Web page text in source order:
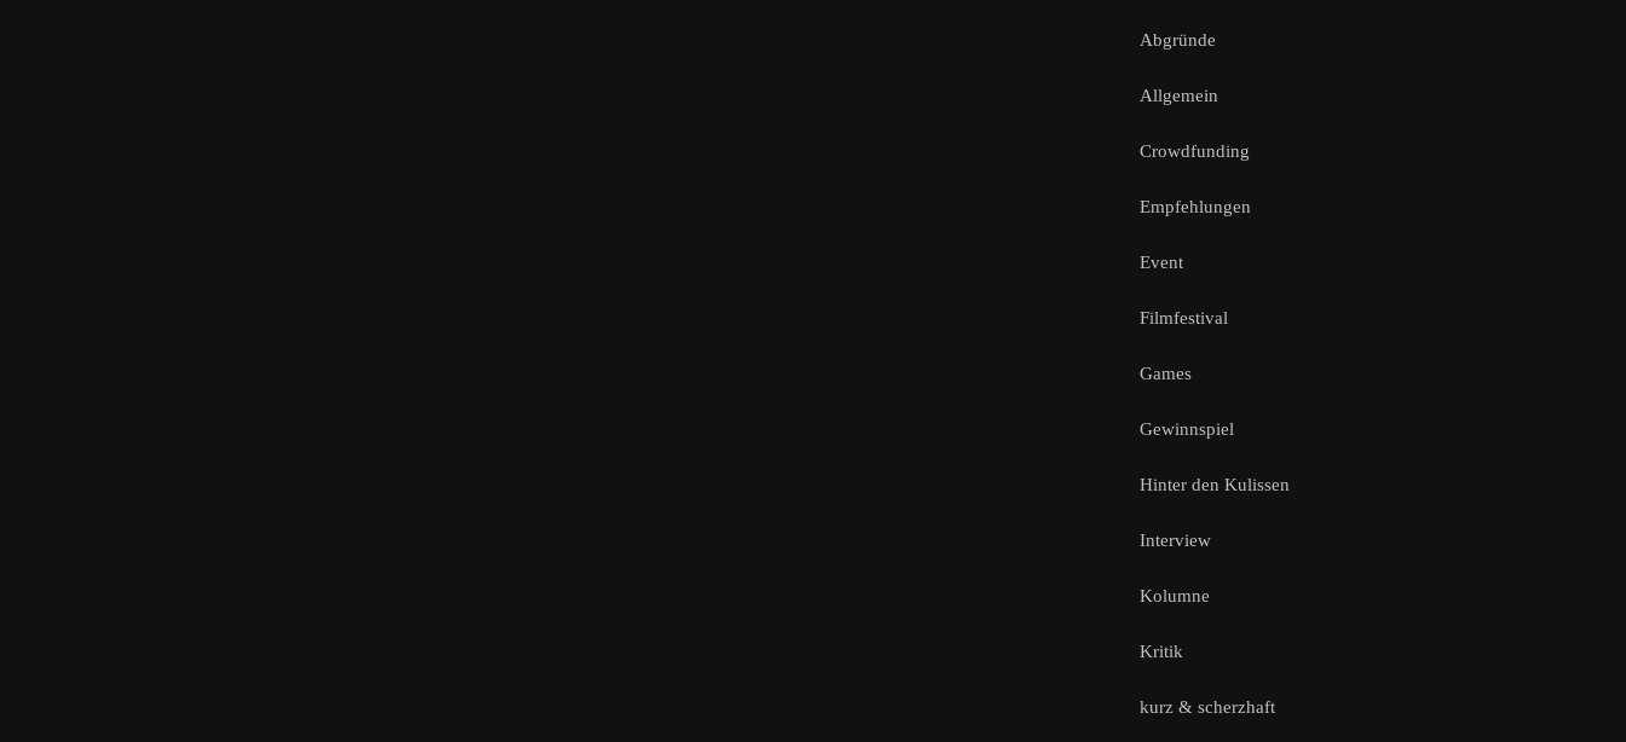
Abgründe
Allgemein
Crowdfunding
Empfehlungen
Event
Filmfestival
Games
Gewinnspiel
Hinter den Kulissen
Interview
Kolumne
Kritik
kurz & scherzhaft